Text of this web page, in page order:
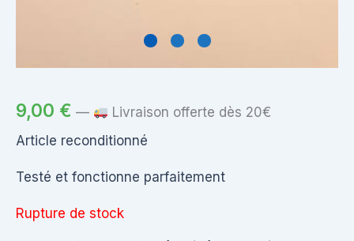
9,00 € —
Livraison offerte dès 20€
Article reconditionné
Testé et fonctionne parfaitement
Rupture de stock